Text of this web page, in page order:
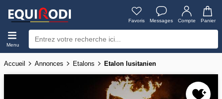
Favoris Messages Compte Panier
Menu
Accueil Annonces Etalons Etalon lusitanien